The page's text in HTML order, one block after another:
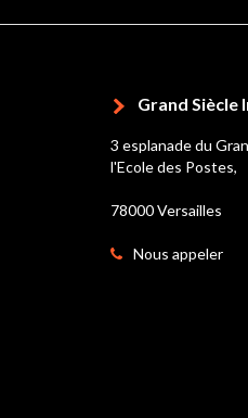
Grand Siècle
3 esplanade du
l'Ecole des Postes,
78000 Versailles
Nous appeler